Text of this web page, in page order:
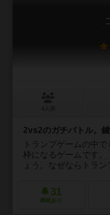
2vs2のガチバトル。
トランプゲームの中
枠になるゲームです
ょう。なぜならトラ
31
興味あり